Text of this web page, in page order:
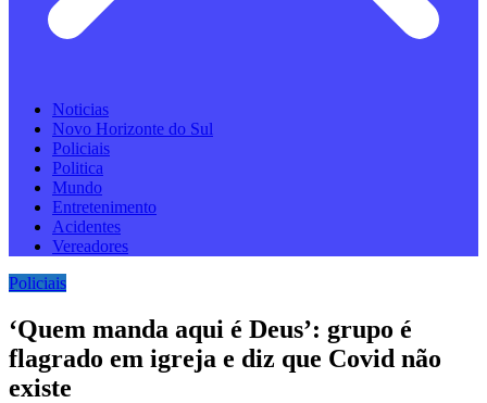
Noticias
Novo Horizonte do Sul
Policiais
Politica
Mundo
Entretenimento
Acidentes
Vereadores
Policiais
‘Quem manda aqui é Deus’: grupo é
flagrado em igreja e diz que Covid não
existe